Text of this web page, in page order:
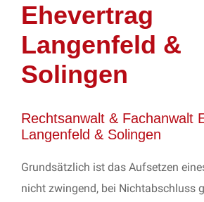
Ehevertrag
Langenfeld &
Solingen
Rechtsanwalt & Fachanwalt
Langenfeld & Solingen
Grundsätzlich ist das Aufsetzen
nicht zwingend, bei Nichtabschluss